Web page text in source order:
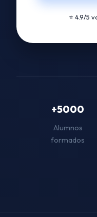
⭐ 4.9/5
+5000
Alumnos
formados